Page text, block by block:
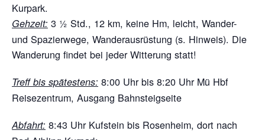
Kurpark.
Gehzeit: 3 ½ Std., 12 km, keine Hm, leicht, Wander-
und Spazierwege, Wanderausrüstung (s. Hinweis). Die
Wanderung findet bei jeder Witterung statt!
Treff bis spätestens: 8:00 Uhr bis 8:20 Uhr Mü Hbf
Reisezentrum, Ausgang Bahnsteigseite
Abfahrt: 8:43 Uhr Kufstein bis Rosenheim, dort nach